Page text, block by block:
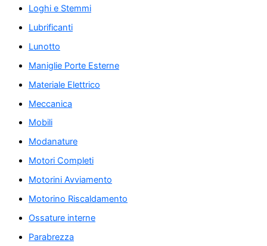
Loghi e Stemmi
Lubrificanti
Lunotto
Maniglie Porte Esterne
Materiale Elettrico
Meccanica
Mobili
Modanature
Motori Completi
Motorini Avviamento
Motorino Riscaldamento
Ossature interne
Parabrezza